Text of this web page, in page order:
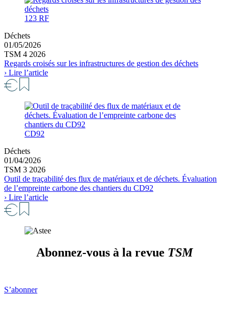
123 RF
Déchets
01/05/2026
TSM 4 2026
Regards croisés sur les infrastructures de gestion des déchets
› Lire l’article
CD92
Déchets
01/04/2026
TSM 3 2026
Outil de traçabilité des flux de matériaux et de déchets. Évaluation
de l’empreinte carbone des chantiers du CD92
› Lire l’article
Abonnez-vous à la revue TSM
S’abonner